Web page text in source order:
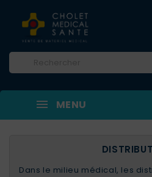
MENU
Dans le milieu médical, les